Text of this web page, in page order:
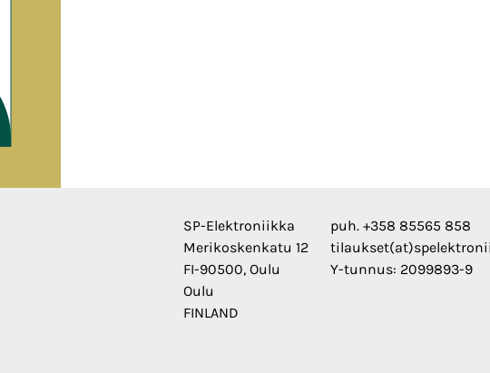
SP-Elektroniikka
Merikoskenkatu 12
FI-90500, Oulu
Oulu
FINLAND
puh. +358 85565 858
Y-tunnus: 2099893-9